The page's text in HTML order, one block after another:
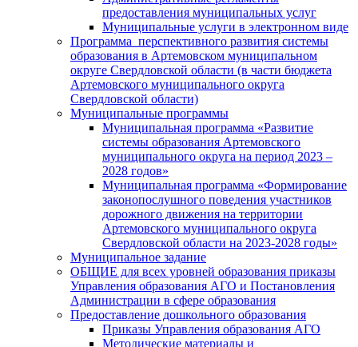
предоставления муниципальных услуг
Муниципальные услуги в электронном виде
Программа перспективного развития системы
образования в Артемовском муниципальном
округе Свердловской области (в части бюджета
Артемовского муниципального округа
Свердловской области)
Муниципальные программы
Муниципальная программа «Развитие
системы образования Артемовского
муниципального округа на период 2023 –
2028 годов»
Муниципальная программа «Формирование
законопослушного поведения участников
дорожного движения на территории
Артемовского муниципального округа
Свердловской области на 2023-2028 годы»
Муниципальное задание
ОБЩИЕ для всех уровней образования приказы
Управления образования АГО и Постановления
Администрации в сфере образования
Предоставление дошкольного образования
Приказы Управления образования АГО
Методические материалы и